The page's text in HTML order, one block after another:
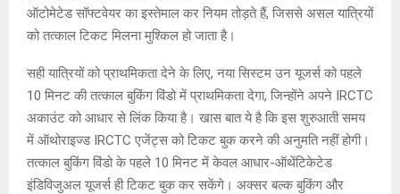
ऑटोमेटेड सॉफ्टवेयर का इस्तेमाल कर नियम तोड़ते हैं, जिससे असल यात्रियों
को तत्काल टिकट मिलना मुश्किल हो जाता है।
सही यात्रियों को प्राथमिकता देने के लिए, नया सिस्टम उन यूजर्स को पहले
10 मिनट की तत्काल बुकिंग विंडो में प्राथमिकता देगा, जिन्होंने अपने IRCTC
अकाउंट को आधार से लिंक किया है। खास बात ये है कि इस शुरुआती समय
में ऑथोराइज्ड IRCTC एजेंट्स को टिकट बुक करने की अनुमति नहीं होगी।
तत्काल बुकिंग विंडो के पहले 10 मिनट में केवल आधार-ऑथेंटिकेटेड
इंडिविजुअल यूजर्स ही टिकट बुक कर सकेंगे। अक्सर बल्क बुकिंग और